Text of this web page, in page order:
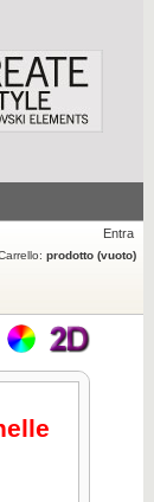
Entra
prodotto (vuoto)